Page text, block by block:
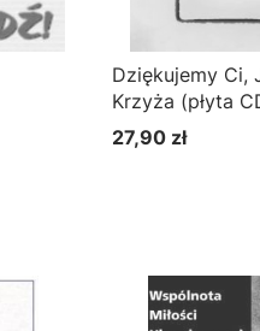
Dziękujemy Ci,
Krzyża (płyta
Cena
27,90 zł